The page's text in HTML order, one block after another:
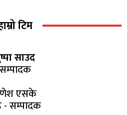
टिम
साउद
एसके
सम्पादक